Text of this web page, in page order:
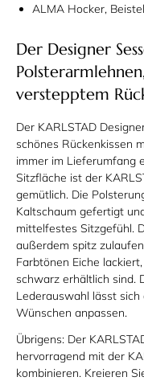
ALMA Hocker,
Der Designer
verstepptem
Der KARLSTAD
schönes Rückenkissen
immer im Lieferumfang
Sitzfläche ist der
gemütlich. Die
Kaltschaum gefertigt
mittelfestes Sitzgefühl.
außerdem spitz
Farbtönen Eiche
schwarz erhältlich sind.
Lederauswahl lässt sich
Wünschen anpassen.
Übrigens: Der
hervorragend mit der
kombinieren. Kreieren